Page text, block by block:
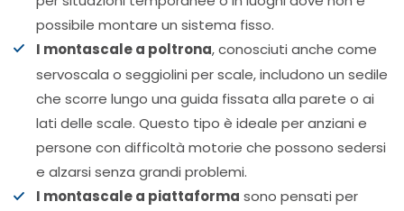
possibile montare un sistema fisso.
I montascale a poltrona, conosciuti anche come
servoscala o seggiolini per scale, includono un sedile
che scorre lungo una guida fissata alla parete o ai
lati delle scale. Questo tipo è ideale per anziani e
persone con difficoltà motorie che possono sedersi
e alzarsi senza grandi problemi.
I montascale a piattaforma sono pensati per